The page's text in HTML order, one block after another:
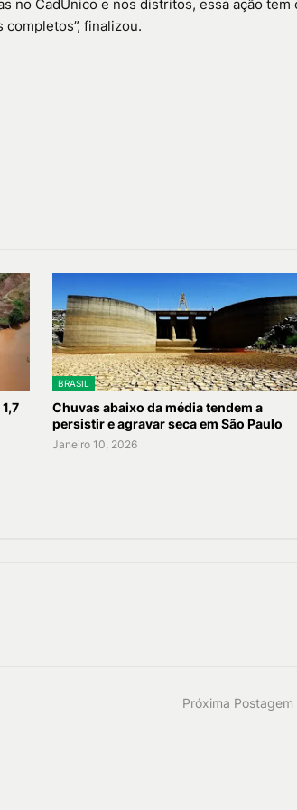
no CadÚnico e nos distritos, essa ação tem
finalizou.
BRASIL
Chuvas abaixo da média tendem a
persistir e agravar seca em São Paulo
Janeiro 10, 2026
Próxima Postagem